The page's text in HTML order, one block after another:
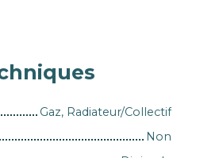
Gaz, Radiateur/Collectif
Non